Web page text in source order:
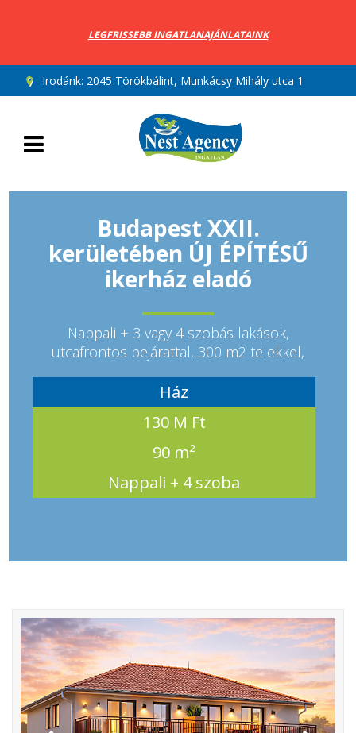
LEGFRISSEBB INGATLANAJÁNLATAINK
Irodánk: 2045 Törökbálint, Munkácsy Mihály utca 10.
Budapest XXII.
kerületében ÚJ ÉPÍTÉSŰ
ikerház eladó
Nappali + 3 vagy 4 szobás lakások,
utcafrontos bejárattal, 300 m2 telekkel,
Ház
130 M Ft
90 m²
Nappali + 4 szoba